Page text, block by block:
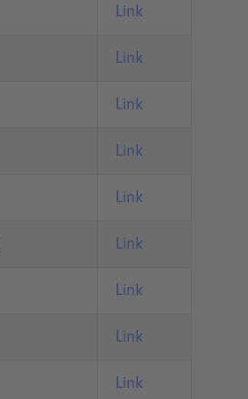
Link
Link
Link
Link
Link
Link
Link
Link
Link